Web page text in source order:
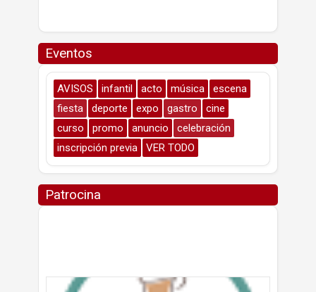
Eventos
AVISOS infantil acto música
escena
fiesta
deporte expo gastro
cine
curso
promo anuncio
celebración
inscripción previa
VER TODO
Patrocina